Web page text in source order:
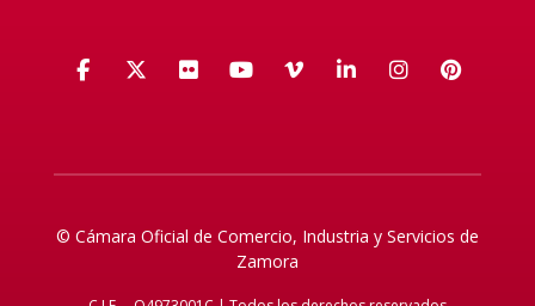
Facebook
X (Twitter)
FlickrYouTube
VimeoLinkedIn
© Cámara Oficial de Comercio, Industria y Servicios de
Zamora